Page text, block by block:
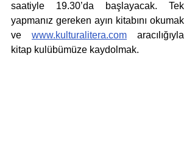
saatiyle 19.30’da başlayacak. Tek
yapmanız gereken ayın kitabını okumak
ve www.kulturalitera.com aracılığıyla
kitap kulübümüze kaydolmak.